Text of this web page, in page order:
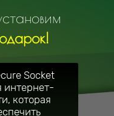
Socket
интернет-
которая